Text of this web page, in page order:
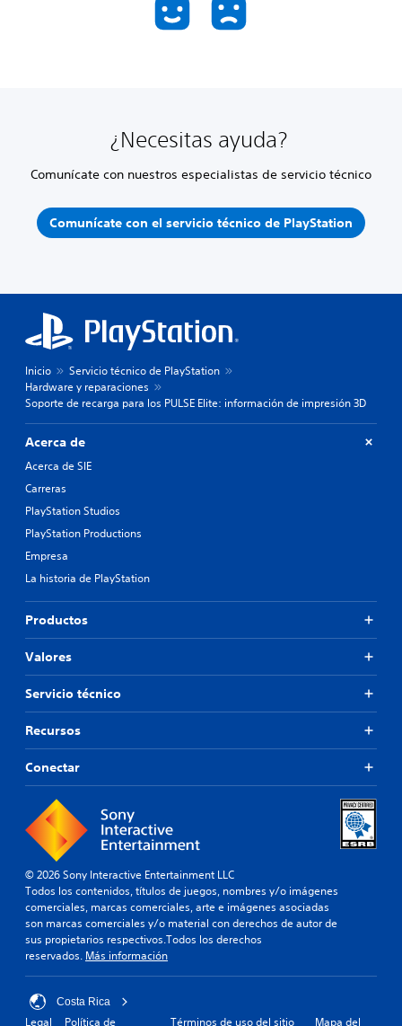
¿Necesitas ayuda?
Comunícate con nuestros especialistas de servicio técnico
Comunícate con el servicio técnico de PlayStation
Inicio
Servicio técnico de PlayStation
Hardware y reparaciones
Soporte de recarga para los PULSE Elite: información de impresión 3D
Acerca de
Acerca de SIE
Carreras
PlayStation Studios
PlayStation Productions
Empresa
La historia de PlayStation
Productos
Valores
Servicio técnico
Recursos
Conectar
© 2026 Sony Interactive Entertainment LLC
Todos los contenidos, títulos de juegos, nombres y/o imágenes
comerciales, marcas comerciales, arte e imágenes asociadas
son marcas comerciales y/o material con derechos de autor de
sus propietarios respectivos.Todos los derechos
reservados. Más información
Costa Rica
Legal Política de Términos de uso del sitio Mapa del